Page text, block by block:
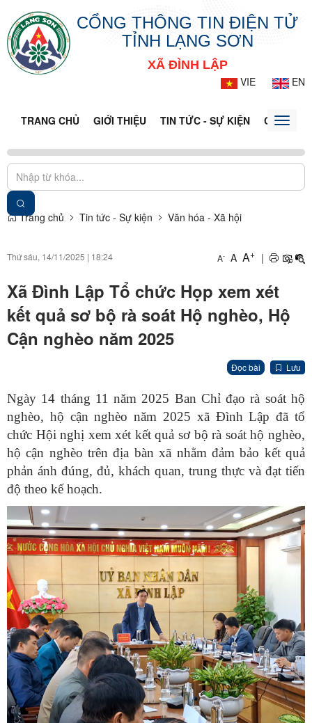
CỔNG THÔNG TIN ĐIỆN TỬ
TỈNH LẠNG SƠN
XÃ ĐÌNH LẬP
VIE
EN
TRANG CHỦ GIỚI THIỆU TIN TỨC - SỰ KIỆN CỔNGToggle
Trang chủ Tin tức - Sự kiện Văn hóa - Xã hội
Thứ sáu, 14/11/2025 | 18:24 A- A A+ |
Xã Đình Lập Tổ chức Họp xem xét
kết quả sơ bộ rà soát Hộ nghèo, Hộ
Cận nghèo năm 2025
Đọc bài Lưu
Ngày 14 tháng 11 năm 2025 Ban Chỉ đạo rà soát hộ
nghèo, hộ cận nghèo năm 2025 xã Đình Lập đã tổ
chức Hội nghị xem xét kết quả sơ bộ rà soát hộ nghèo,
hộ cận nghèo trên địa bàn xã nhằm đảm bảo kết quả
phản ánh đúng, đủ, khách quan, trung thực và đạt tiến
độ theo kế hoạch.